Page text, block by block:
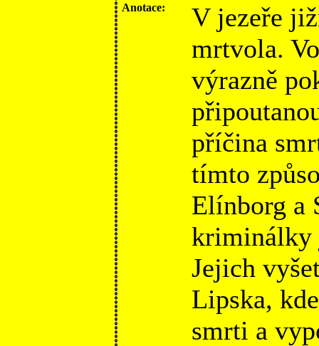
Anotace:
V jezeře
mrtvola.
výrazně
příčina
tímto
Elínborg a
kriminálky
Jejich
Lipska,
smrti a